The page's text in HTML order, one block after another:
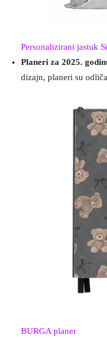
Personalizirani jastuk
Planeri za 2025.
dizajn, planeri su
BURGA planer